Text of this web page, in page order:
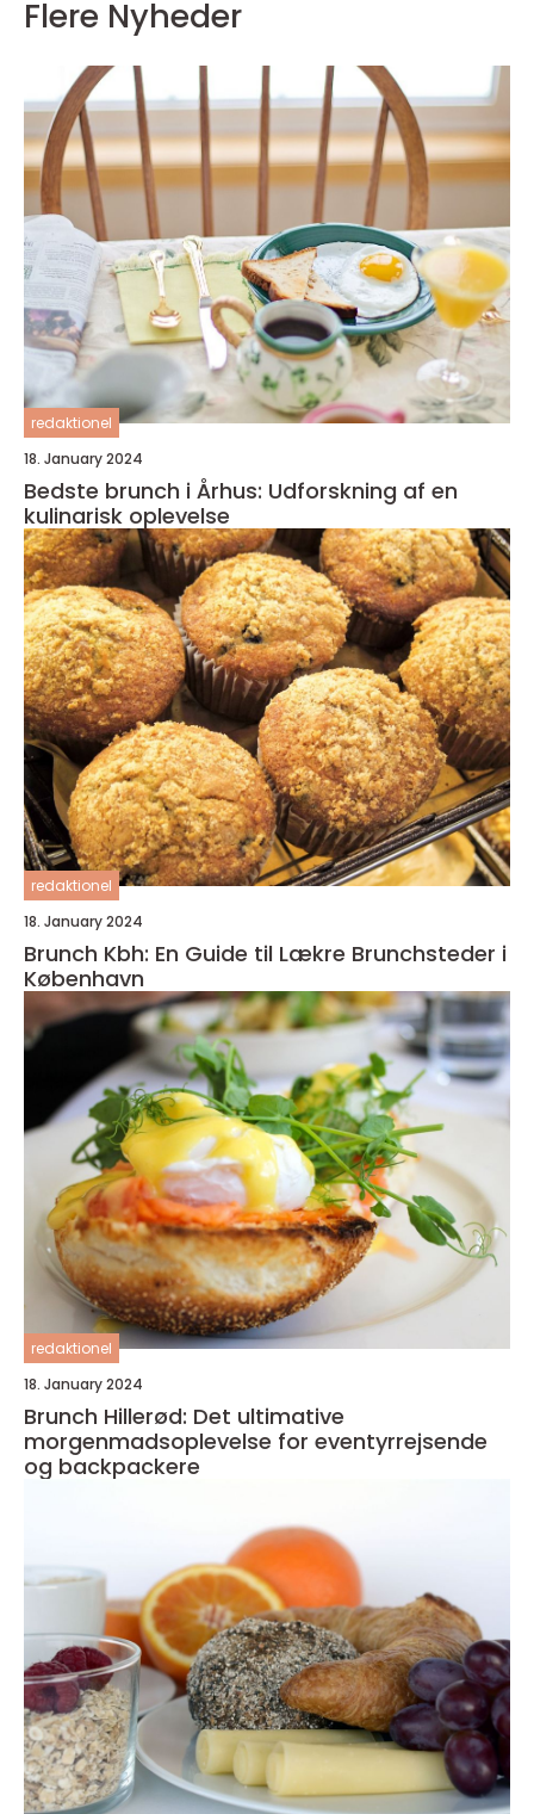
Flere Nyheder
redaktionel
18. January 2024
Bedste brunch i Århus: Udforskning af en
kulinarisk oplevelse
redaktionel
18. January 2024
Brunch Kbh: En Guide til Lækre Brunchsteder i
København
redaktionel
18. January 2024
Brunch Hillerød: Det ultimative
morgenmadsoplevelse for eventyrrejsende
og backpackere